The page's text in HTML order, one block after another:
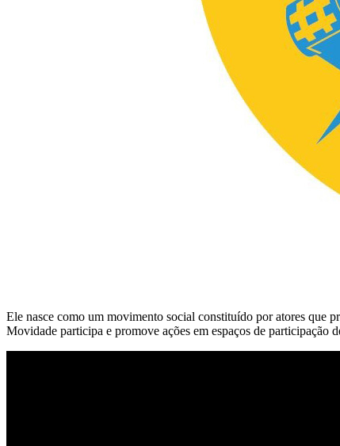
Ele nasce como um movimento social constituído por atores que
Movidade participa e promove ações em espaços de participação